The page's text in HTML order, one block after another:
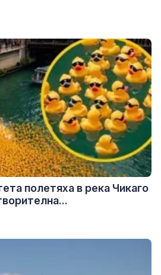
полетяха в река Чикаго